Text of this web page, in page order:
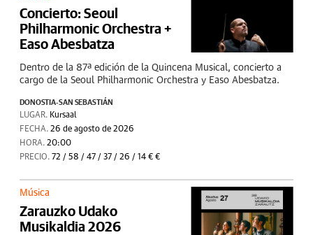
Concierto: Seoul
Philharmonic Orchestra +
Easo Abesbatza
Dentro de la 87ª edición de la Quincena Musical, concierto a
cargo de la Seoul Philharmonic Orchestra y Easo Abesbatza.
DONOSTIA-SAN SEBASTIÁN
LUGAR. Kursaal
FECHA. 26 de agosto de 2026
HORA. 20:00
PRECIO. 72 / 58 / 47 / 37 / 26 / 14 € €
Música
Zarauzko Udako
Musikaldia 2026